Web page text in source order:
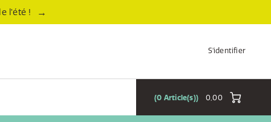
l’été ! →
S'identifier
0,00
0 Article(s)